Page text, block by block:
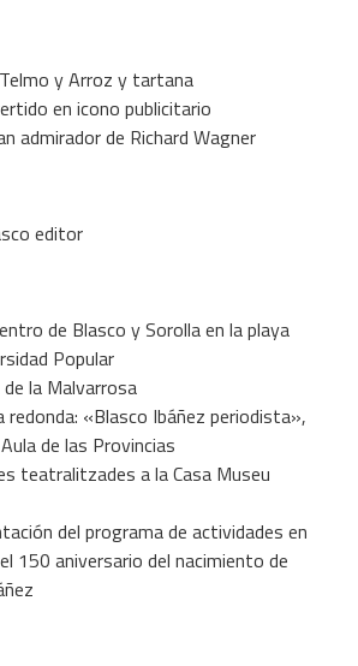
y Arroz y tartana
en icono publicitario
admirador de Richard Wagner
editor
de Blasco y Sorolla en la playa
Popular
la Malvarrosa
redonda: «Blasco Ibáñez periodista»,
de las Provincias
teatralitzades a la Casa Museu
del programa de actividades en
150 aniversario del nacimiento de